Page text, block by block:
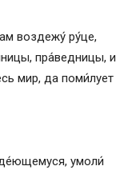
воздежу́ ру́це,
пра́ведницы, и
мир, да поми́лует
умоли́